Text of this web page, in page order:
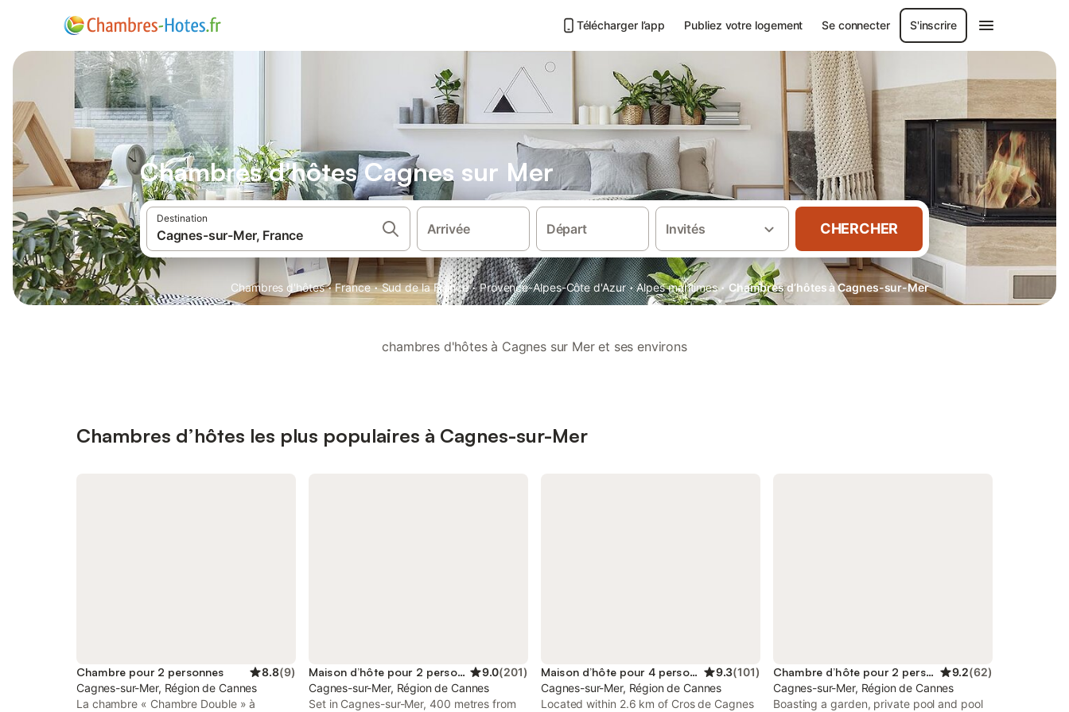
Télécharger l’app Publiez votre logement Se connecter S'inscrire
Chambres d'hôtes Cagnes sur Mer
Destination
Arrivée Départ Invités CHERCHER
Chambres d'hôtes · France · Sud de la France · Provence-Alpes-Côte d'Azur · Alpes maritimes · Chambres d’hôtes à Cagnes-sur-Mer
chambres d'hôtes à Cagnes sur Mer et ses environs
Chambres d’hôtes les plus populaires à Cagnes-sur-Mer
Chambre pour 2 personnes 8.8(9)
Cagnes-sur-Mer, Région de Cannes
La chambre « Chambre Double » à
Maison d’hôte pour 2 personnes 9.0(201)
Cagnes-sur-Mer, Région de Cannes
Set in Cagnes-sur-Mer, 400 metres from
Maison d’hôte pour 4 personnes 9.3(101)
Cagnes-sur-Mer, Région de Cannes
Located within 2.6 km of Cros de Cagnes
Chambre d’hôte pour 2 personnes 9.2(62)
Cagnes-sur-Mer, Région de Cannes
Boasting a garden, private pool and pool